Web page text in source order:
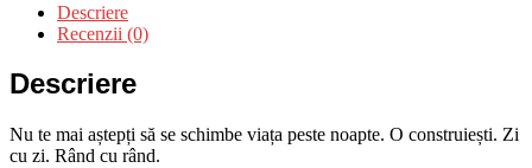
Descriere
Recenzii (0)
Descriere
Nu te mai aștepți să se schimbe viața peste noapte. O construiești. Zi
cu zi. Rând cu rând.